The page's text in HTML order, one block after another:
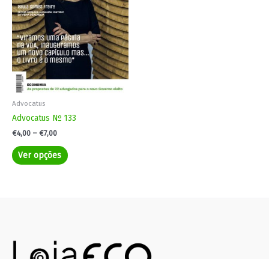
Advocatus
Advocatus Nº 133
€4,00 – €7,00
Ver opções
may
be
chosen
the
page